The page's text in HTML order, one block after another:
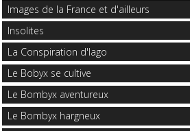
Images de la France et d'ailleurs
Insolites
La Conspiration d'Iago
Le Bobyx se cultive
Le Bombyx aventureux
Le Bombyx hargneux